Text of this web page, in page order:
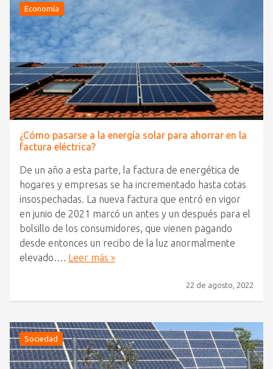
Economía
¿Cómo pasarse a la energía solar para ahorrar en la
factura eléctrica?
De un año a esta parte, la factura de energética de
hogares y empresas se ha incrementado hasta cotas
insospechadas. La nueva factura que entró en vigor
en junio de 2021 marcó un antes y un después para el
bolsillo de los consumidores, que vienen pagando
desde entonces un recibo de la luz anormalmente
elevado…. Leer más »
22 de agosto, 2022
Sociedad